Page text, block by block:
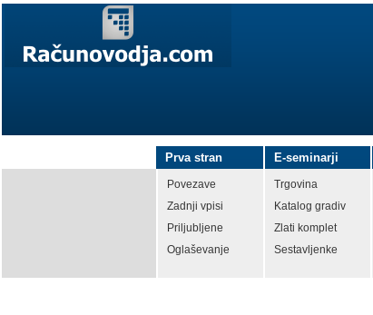
Prva stran
Povezave
Zadnji vpisi
Priljubljene
Oglaševanje
E-seminarji
Trgovina
Katalog gradiv
Zlati komplet
Sestavljenke